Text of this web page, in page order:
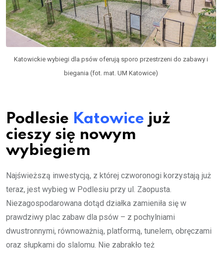
Katowickie wybiegi dla psów oferują sporo przestrzeni do zabawy i
biegania (fot. mat. UM Katowice)
Podlesie Katowice już
cieszy się nowym
wybiegiem
Najświeższą inwestycją, z której czworonogi korzystają już
teraz, jest wybieg w Podlesiu przy ul. Zaopusta.
Niezagospodarowana dotąd działka zamieniła się w
prawdziwy plac zabaw dla psów – z pochylniami
dwustronnymi, równoważnią, platformą, tunelem, obręczami
oraz słupkami do slalomu. Nie zabrakło też